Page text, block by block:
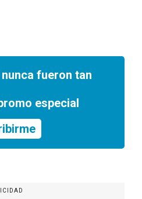
fueron tan
especial